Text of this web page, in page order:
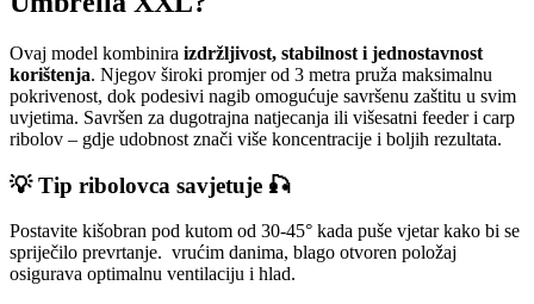
Ovaj model kombinira izdržljivost, stabilnost i jednostavnost
korištenja. Njegov široki promjer od 3 metra pruža maksimalnu
pokrivenost, dok podesivi nagib omogućuje savršenu zaštitu u svim
uvjetima. Savršen za dugotrajna natjecanja ili višesatni feeder i carp
ribolov – gdje udobnost znači više koncentracije i boljih rezultata.
💡 Tip ribolovca savjetuje 🎣
Postavite kišobran pod kutom od 30-45° kada puše vjetar kako bi se
spriječilo prevrtanje. vrućim danima, blago otvoren položaj
osigurava optimalnu ventilaciju i hlad.